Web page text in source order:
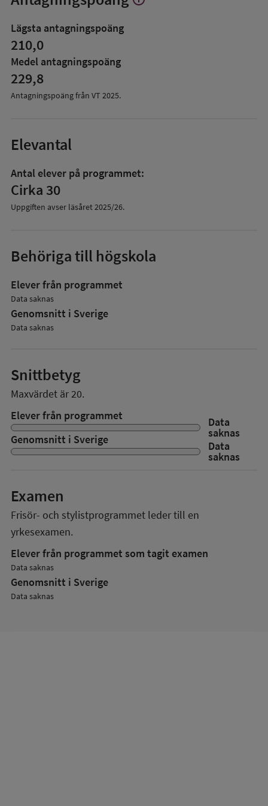
Lägsta antagningspoäng
210,0
Medel antagningspoäng
229,8
Antagningspoäng från VT 2025.
Elevantal
Antal elever på programmet:
Cirka 30
Uppgiften avser läsåret2025/26.
Behöriga till högskola
Elever från programmet
Data saknas
Genomsnitt i Sverige
Data saknas
Snittbetyg
Maxvärdet är 20.
Elever från programmet
Data
saknas
Genomsnitt i Sverige Data
saknas
Examen
Frisör- och stylistprogrammet leder till en
yrkesexamen.
Elever från programmet som tagit examen
Data saknas
Genomsnitt i Sverige
Data saknas